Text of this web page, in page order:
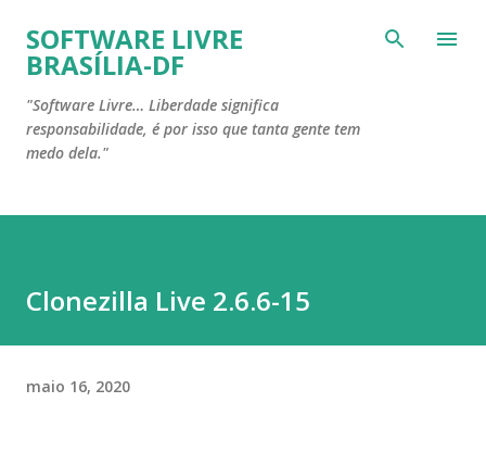
Pular para o conteúdo principal
SOFTWARE LIVRE
BRASÍLIA-DF
"Software Livre… Liberdade significa
responsabilidade, é por isso que tanta gente tem
medo dela."
Clonezilla Live 2.6.6-15
maio 16, 2020